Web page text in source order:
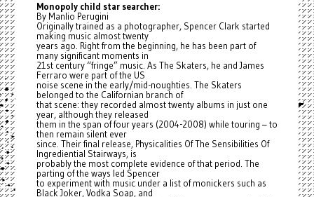
Monopoly child star searcher:
By Manlio Perugini
Originally trained as a photographer, Spencer Clark started
making music almost twenty
years ago. Right from the beginning, he has been part of
many significant moments in
21st century “fringe” music. As The Skaters, he and James
Ferraro were part of the US
noise scene in the early/mid-noughties. The Skaters
belonged to the Californian branch of
that scene: they recorded almost twenty albums in just one
year, although they released
them in the span of four years (2004-2008) while touring – to
then remain silent ever
since. Their final release, Physicalities Of The Sensibilities Of
Ingrediential Stairways, is
probably the most complete evidence of that period. The
parting of the ways led Spencer
to experiment with music under a list of monickers such as
Black Joker, Vodka Soap, and